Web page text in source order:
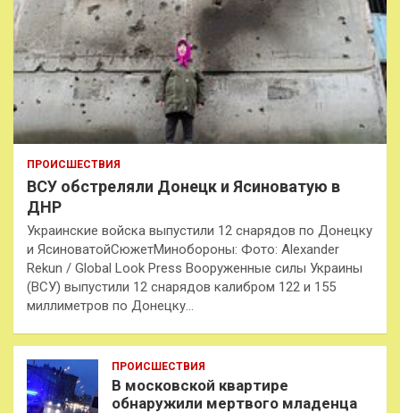
ПРОИСШЕСТВИЯ
ВСУ обстреляли Донецк и Ясиноватую в
ДНР
Украинские войска выпустили 12 снарядов по Донецку
и ЯсиноватойСюжетМинобороны: Фото: Alexander
Rekun / Global Look Press Вооруженные силы Украины
(ВСУ) выпустили 12 снарядов калибром 122 и 155
миллиметров по Донецку…
ПРОИСШЕСТВИЯ
В московской квартире
обнаружили мертвого младенца